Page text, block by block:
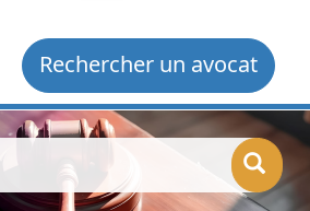
Rechercher un avocat